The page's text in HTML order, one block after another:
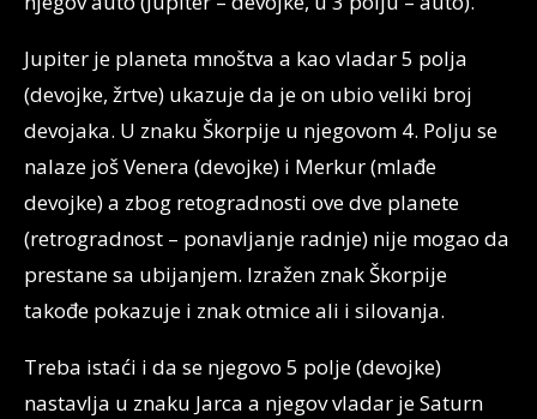
Jupiter je planeta mnoštva a kao vladar 5 polja
(devojke, žrtve) ukazuje da je on ubio veliki broj
devojaka. U znaku Škorpije u njegovom 4. Polju se
nalaze još Venera (devojke) i Merkur (mlađe
devojke) a zbog retogradnosti ove dve planete
(retrogradnost – ponavljanje radnje) nije mogao da
prestane sa ubijanjem. Izražen znak Škorpije
takođe pokazuje i znak otmice ali i silovanja.
Treba istaći i da se njegovo 5 polje (devojke)
nastavlja u znaku Jarca a njegov vladar je Saturn